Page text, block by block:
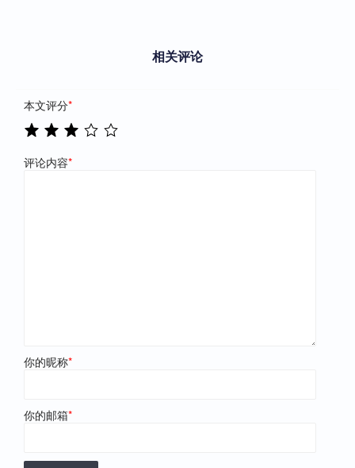
相关评论
本文评分*
评论内容*
你的昵称*
你的邮箱*